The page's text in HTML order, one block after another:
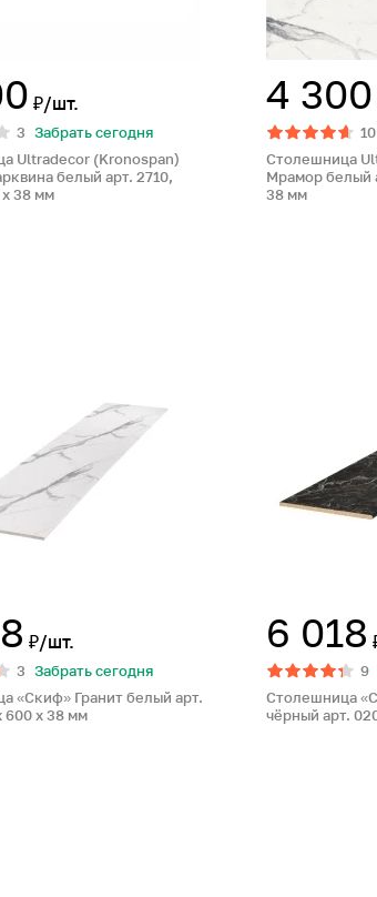
₽/шт.
3 Забрать сегодня
Ultradecor (Kronospan)
белый арт. 2710,
38 мм
4 300
10
Столешница
Мрамор белый
38 мм
₽/шт.
3 Забрать сегодня
«Скиф» Гранит белый арт.
600 x 38 мм
6 018
9
Столешница
чёрный арт.